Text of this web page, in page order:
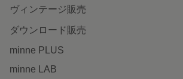
ヴィンテージ販売
ダウンロード販売
minne PLUS
minne LAB